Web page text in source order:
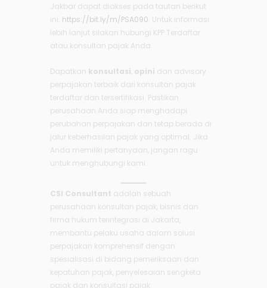
Jakbar dapat diakses pada tautan berikut
ini: https://bit.ly/m/PSA090 . Untuk informasi
lebih lanjut silakan hubungi KPP Terdaftar
atau konsultan pajak Anda.
Dapatkan konsultasi opini dan advisory
perpajakan terbaik dari konsultan pajak
terdaftar dan tersertifikasi. Pastikan
perusahaan Anda siap menghadapi
perubahan perpajakan dan tetap berada di
jalur keberhasilan pajak yang optimal. Jika
Anda memiliki pertanyaan, jangan ragu
untuk menghubungi kami.
CSI Consultant adalah sebuah
perusahaan konsultan pajak, bisnis dan
firma hukum terintegrasi di Jakarta,
membantu pelaku usaha dalam solusi
perpajakan komprehensif dengan
spesialisasi di bidang pemeriksaan dan
kepatuhan pajak, penyelesaian sengketa
pajak dan konsultasi pajak.